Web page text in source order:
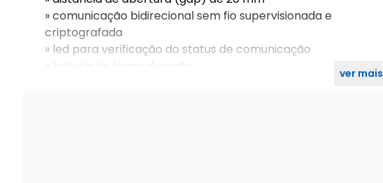
» comunicação bidirecional sem fio supervisionada e
criptografada
» led para verificação do status de comunicação
» bateria de longa duração
ver mais